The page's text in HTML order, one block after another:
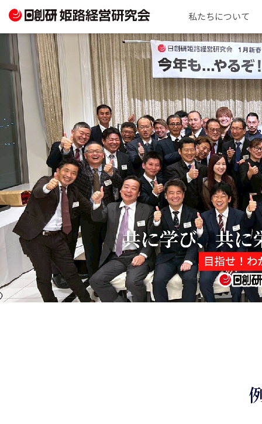
私たちについて